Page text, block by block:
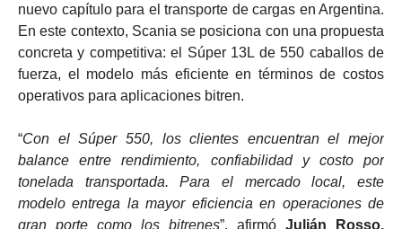
nuevo capítulo para el transporte de cargas en Argentina.
En este contexto, Scania se posiciona con una propuesta
concreta y competitiva: el Súper 13L de 550 caballos de
fuerza, el modelo más eficiente en términos de costos
operativos para aplicaciones bitren.
“Con el Súper 550, los clientes encuentran el mejor
balance entre rendimiento, confiabilidad y costo por
tonelada transportada. Para el mercado local, este
modelo entrega la mayor eficiencia en operaciones de
gran porte como los bitrenes”, afirmó Julián Rosso,